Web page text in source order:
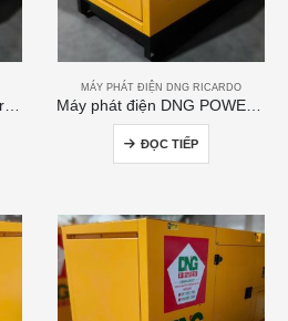
Máy Phát Điện DNG Power 200kVA
MÁY PHÁT ĐIỆN DNG RICARDO
Máy phát điện DNG POWER 50kVA
ĐỌC TIẾP